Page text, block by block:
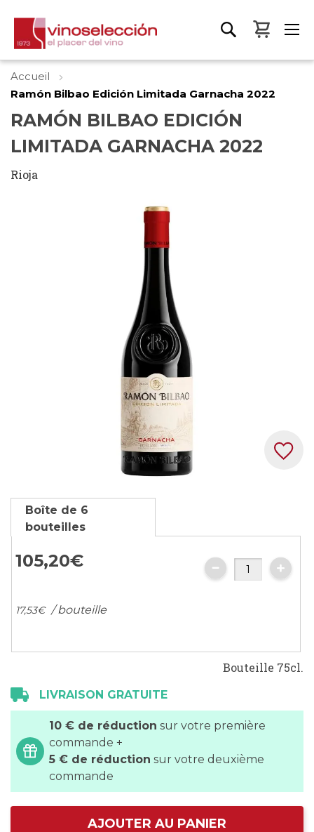
Mon
Accueil
Ramón Bilbao Edición Limitada Garnacha 2022
RAMÓN BILBAO EDICIÓN
LIMITADA GARNACHA 2022
Rioja
Skip
the
gallery
Boîte de 6
bouteilles
105,20€
17,53€ / bouteille
Bouteille 75cl.
LIVRAISON GRATUITE
10 € de réduction sur votre première
commande +
5 € de réduction sur votre deuxième
commande
AJOUTER AU PANIER